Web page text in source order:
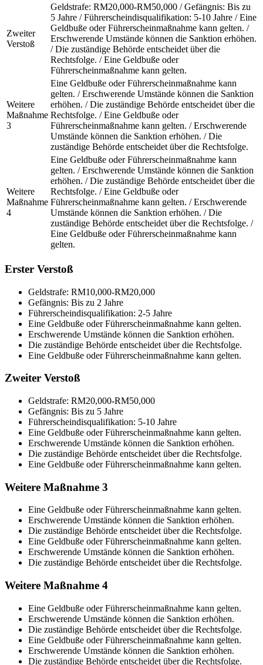
Zweiter
Verstoß
Geldstrafe: RM20,000-RM50,000 / Gefängnis: Bis zu
5 Jahre / Führerscheindisqualifikation: 5-10 Jahre / Eine
Geldbuße oder Führerscheinmaßnahme kann gelten. /
Erschwerende Umstände können die Sanktion erhöhen.
/ Die zuständige Behörde entscheidet über die
Rechtsfolge. / Eine Geldbuße oder
Führerscheinmaßnahme kann gelten.
Weitere
Maßnahme
3
Eine Geldbuße oder Führerscheinmaßnahme kann
gelten. / Erschwerende Umstände können die Sanktion
erhöhen. / Die zuständige Behörde entscheidet über die
Rechtsfolge. / Eine Geldbuße oder
Führerscheinmaßnahme kann gelten. / Erschwerende
Umstände können die Sanktion erhöhen. / Die
zuständige Behörde entscheidet über die Rechtsfolge.
Weitere
Maßnahme
4
Eine Geldbuße oder Führerscheinmaßnahme kann
gelten. / Erschwerende Umstände können die Sanktion
erhöhen. / Die zuständige Behörde entscheidet über die
Rechtsfolge. / Eine Geldbuße oder
Führerscheinmaßnahme kann gelten. / Erschwerende
Umstände können die Sanktion erhöhen. / Die
zuständige Behörde entscheidet über die Rechtsfolge. /
Eine Geldbuße oder Führerscheinmaßnahme kann
gelten.
Erster Verstoß
Geldstrafe: RM10,000-RM20,000
Gefängnis: Bis zu 2 Jahre
Führerscheindisqualifikation: 2-5 Jahre
Eine Geldbuße oder Führerscheinmaßnahme kann gelten.
Erschwerende Umstände können die Sanktion erhöhen.
Die zuständige Behörde entscheidet über die Rechtsfolge.
Eine Geldbuße oder Führerscheinmaßnahme kann gelten.
Zweiter Verstoß
Geldstrafe: RM20,000-RM50,000
Gefängnis: Bis zu 5 Jahre
Führerscheindisqualifikation: 5-10 Jahre
Eine Geldbuße oder Führerscheinmaßnahme kann gelten.
Erschwerende Umstände können die Sanktion erhöhen.
Die zuständige Behörde entscheidet über die Rechtsfolge.
Eine Geldbuße oder Führerscheinmaßnahme kann gelten.
Weitere Maßnahme 3
Eine Geldbuße oder Führerscheinmaßnahme kann gelten.
Erschwerende Umstände können die Sanktion erhöhen.
Die zuständige Behörde entscheidet über die Rechtsfolge.
Eine Geldbuße oder Führerscheinmaßnahme kann gelten.
Erschwerende Umstände können die Sanktion erhöhen.
Die zuständige Behörde entscheidet über die Rechtsfolge.
Weitere Maßnahme 4
Eine Geldbuße oder Führerscheinmaßnahme kann gelten.
Erschwerende Umstände können die Sanktion erhöhen.
Die zuständige Behörde entscheidet über die Rechtsfolge.
Eine Geldbuße oder Führerscheinmaßnahme kann gelten.
Erschwerende Umstände können die Sanktion erhöhen.
Die zuständige Behörde entscheidet über die Rechtsfolge.